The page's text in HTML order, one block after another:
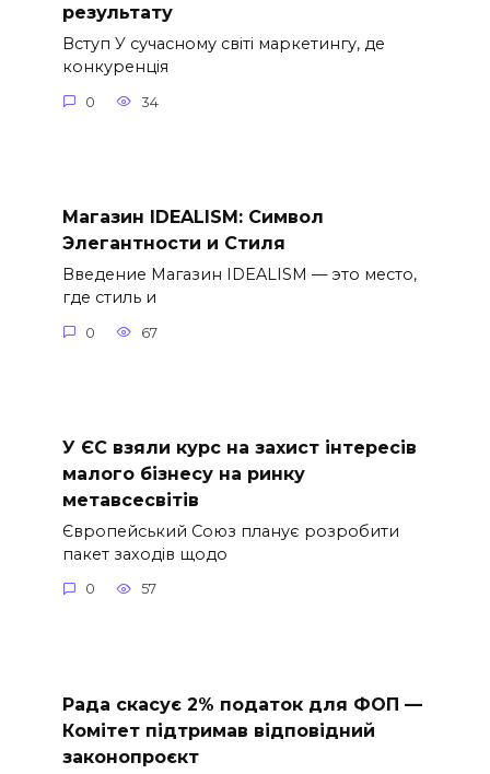
результату
Вступ У сучасному світі маркетингу, де
конкуренція
0 34
Магазин IDEALISM: Символ
Элегантности и Стиля
Введение Магазин IDEALISM — это место,
где стиль и
0 67
У ЄС взяли курс на захист інтересів
малого бізнесу на ринку
метавсесвітів
Європейський Союз планує розробити
пакет заходів щодо
0 57
Рада скасує 2% податок для ФОП —
Комітет підтримав відповідний
законопроєкт